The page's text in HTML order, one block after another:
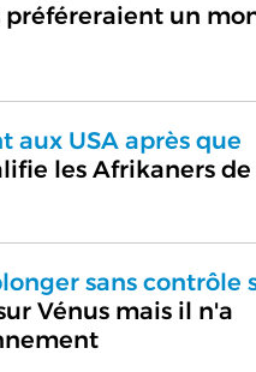
un
aux USA après que
les Afrikaners de
sans contrôle
Vénus mais il n'a